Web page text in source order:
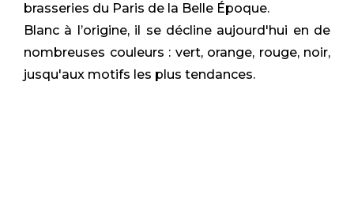
brasseries du Paris de la Belle Époque.
Blanc à l’origine, il se décline aujourd'hui en de
nombreuses couleurs : vert, orange, rouge, noir,
jusqu'aux motifs les plus tendances.